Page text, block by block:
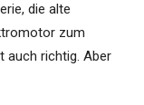
die alte
zum
auch richtig. Aber